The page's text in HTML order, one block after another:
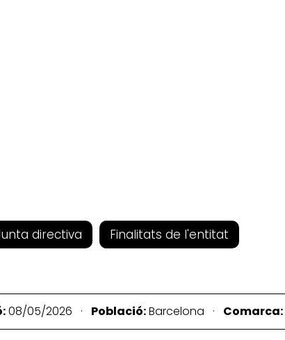
directiva Finalitats de l'entitat
08/05/2026 · Població:Barcelona · Comarca: